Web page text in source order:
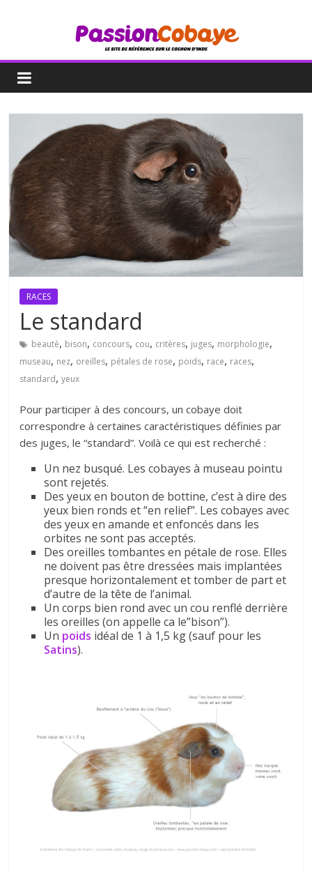
RACES
Le standard
beauté, bison, concours, cou, critères, juges, morphologie,
museau, nez, oreilles, pétales de rose, poids, race, races,
standard,yeux
Pour participer à des concours, un cobaye doit
correspondre à certaines caractéristiques définies par
des juges, le “standard”. Voilà ce qui est recherché :
Un nez busqué. Les cobayes à museau pointu
sont rejetés.
Des yeux en bouton de bottine, c’est à dire des
yeux bien ronds et “en relief”. Les cobayes avec
des yeux en amande et enfoncés dans les
orbites ne sont pas acceptés.
Des oreilles tombantes en pétale de rose. Elles
ne doivent pas être dressées mais implantées
presque horizontalement et tomber de part et
d’autre de la tête de l’animal.
Un corps bien rond avec un cou renflé derrière
les oreilles (on appelle ca le”bison”).
Un poids idéal de 1 à 1,5 kg (sauf pour les
Satins).